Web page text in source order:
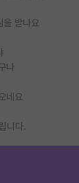
을 받나요
나
네요
니다.